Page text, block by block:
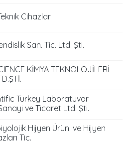
Cihazlar
San. Tic. Ltd. Şti.
KİMYA TEKNOLOJİLERİ
Turkey Laboratuvar
ve Ticaret Ltd. Şti.
Hijyen Ürün. ve Hijyen
Tic.